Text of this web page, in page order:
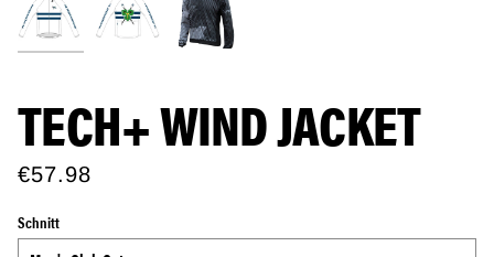
TECH+ WIND JACKET
€57.98
Schnitt